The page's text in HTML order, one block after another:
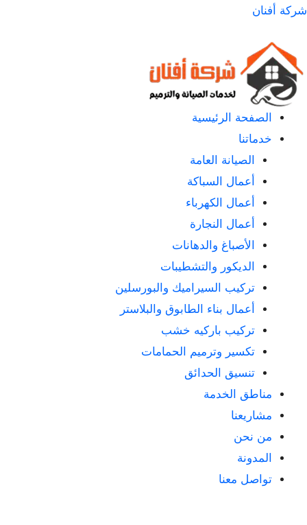
التجاوز
المحتوى
شركة أفنان
الصفحة الرئيسية
خدماتنا
الصيانة العامة
أعمال السباكة
أعمال الكهرباء
أعمال النجارة
الأصباغ والدهانات
الديكور والتشطيبات
تركيب السيراميك والبورسلين
أعمال بناء الطابوق والبلاستر
تركيب باركيه خشب
تكسير وترميم الحمامات
تنسيق الحدائق
مناطق الخدمة
مشاريعنا
من نحن
المدونة
تواصل معنا